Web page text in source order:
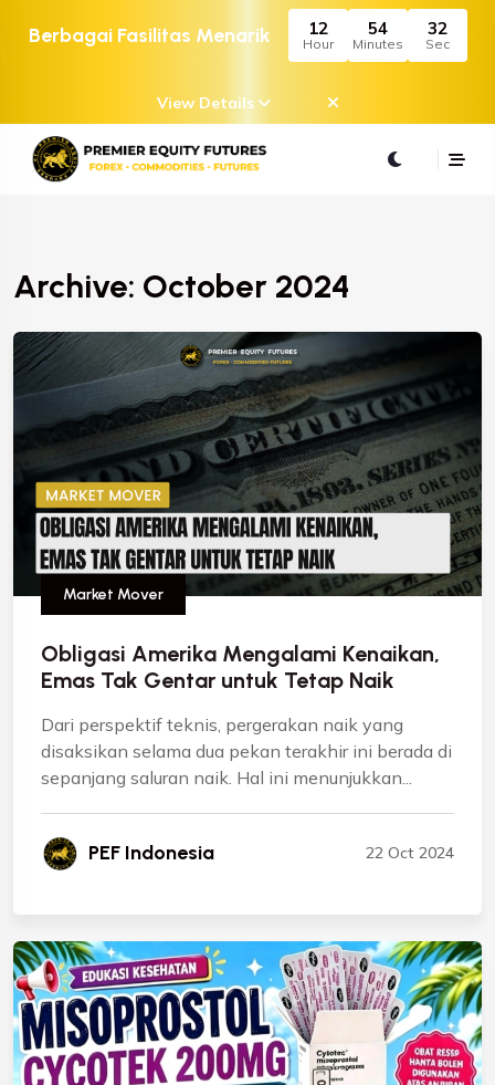
Berbagai Fasilitas Menarik 12
Hour
54
Minutes
32
Sec
View Details
Archive: October 2024
Market Mover
Obligasi Amerika Mengalami Kenaikan,
Emas Tak Gentar untuk Tetap Naik
Dari perspektif teknis, pergerakan naik yang
disaksikan selama dua pekan terakhir ini berada di
sepanjang saluran naik. Hal ini menunjukkan...
PEF Indonesia 22 Oct 2024